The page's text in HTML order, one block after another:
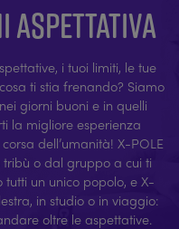
ASPETTATIVA
i tuoi limiti, le tue
ti stia frenando? Siamo
giorni buoni e in quelli
la migliore esperienza
dell’umanità! X-POLE
o dal gruppo a cui ti
un unico popolo, e X-
in studio o in viaggio:
oltre le aspettative.